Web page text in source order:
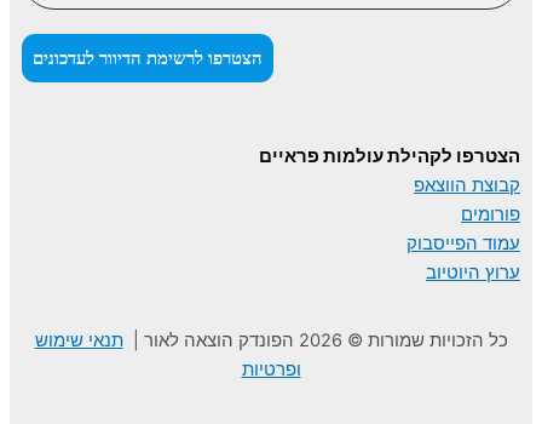
הצטרפו לקהילת עולמות פראיים
קבוצת הווצאפ
פורומים
עמוד הפייסבוק
ערוץ היוטיוב
כל הזכויות שמורות © 2026 הפונדק הוצאה לאור |
תנאי שימוש
ופרטיות